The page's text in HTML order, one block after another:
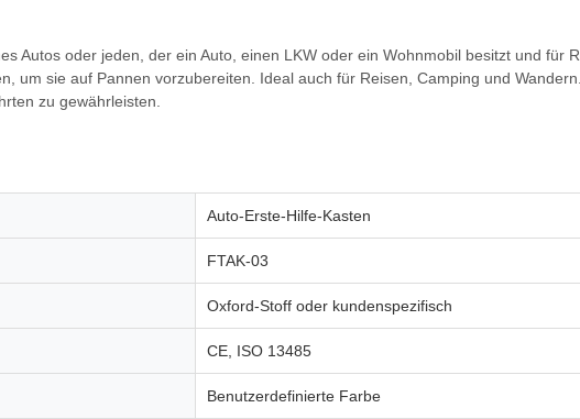
Autos oder jeden, der ein Auto, einen LKW oder ein Wohnmobil besitzt und
um sie auf Pannen vorzubereiten. Ideal auch für Reisen, Camping und
zu gewährleisten.
Auto-Erste-Hilfe-Kasten
FTAK-03
Oxford-Stoff oder kundenspezifisch
CE, ISO 13485
Benutzerdefinierte Farbe